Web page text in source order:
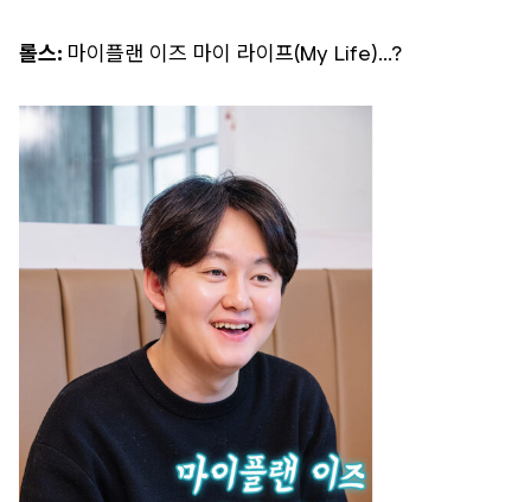
롤스: 마이플랜 이즈 마이 라이프(My Life)…?